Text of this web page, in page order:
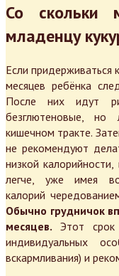
Со скольки
младенцу
Если придерживаться
месяцев ребёнка
После них идут
безглютеновые, но
кишечном тракте.
не рекомендуют
низкой
легче, уже имея
калорий
Обычно грудничок
месяцев. Этот
индивидуальных
вскармливания) и